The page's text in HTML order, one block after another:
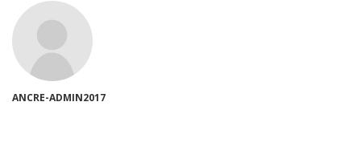
ANCRE-ADMIN2017